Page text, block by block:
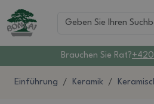
Brauchen Sie Rat?
Einführung Keramik